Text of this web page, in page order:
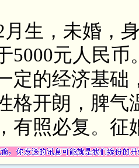
月生，未婚，
5000元人民
定的经济基础
格开朗，脾气
有照必复。征